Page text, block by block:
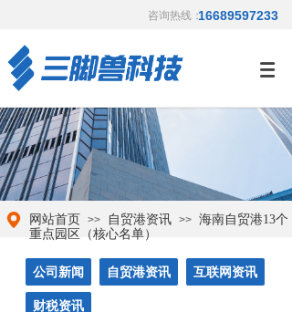
咨询热线：16689597233
网站首页 >> 自贸港资讯 >> 海南自贸港13个
重点园区（核心名单）
公司新闻 自贸港资讯 互联网资讯
财税资讯